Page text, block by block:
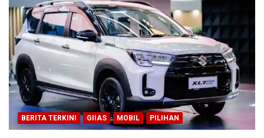
BERITA TERKINI GIIAS MOBIL PILIHAN